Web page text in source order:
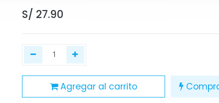
S/ 27.90
Agregar al carrito